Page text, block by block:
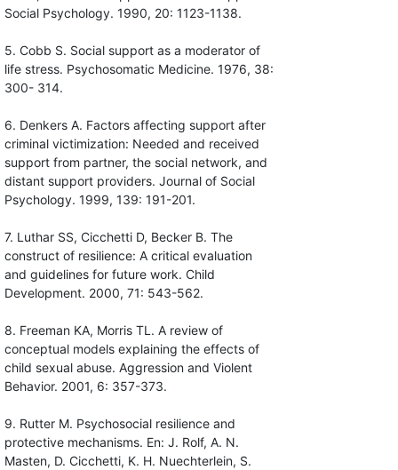
Social Psychology. 1990, 20: 1123-1138.
5. Cobb S. Social support as a moderator of
life stress. Psychosomatic Medicine. 1976, 38:
300- 314.
6. Denkers A. Factors affecting support after
criminal victimization: Needed and received
support from partner, the social network, and
distant support providers. Journal of Social
Psychology. 1999, 139: 191-201.
7. Luthar SS, Cicchetti D, Becker B. The
construct of resilience: A critical evaluation
and guidelines for future work. Child
Development. 2000, 71: 543-562.
8. Freeman KA, Morris TL. A review of
conceptual models explaining the effects of
child sexual abuse. Aggression and Violent
Behavior. 2001, 6: 357-373.
9. Rutter M. Psychosocial resilience and
protective mechanisms. En: J. Rolf, A. N.
Masten, D. Cicchetti, K. H. Nuechterlein, S.